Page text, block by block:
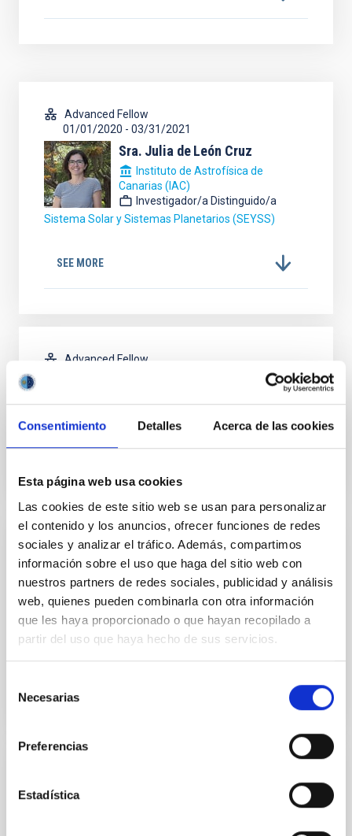
Consentimiento Detalles Acerca de las cookies
Esta página web usa cookies
Las cookies de este sitio web se usan para personalizar
el contenido y los anuncios, ofrecer funciones de redes
sociales y analizar el tráfico. Además, compartimos
información sobre el uso que haga del sitio web con
nuestros partners de redes sociales, publicidad y análisis
web, quienes pueden combinarla con otra información
que les haya proporcionado o que hayan recopilado a
partir del uso que haya hecho de sus servicios.
Necesarias
Preferencias
Estadística
Advanced Fellow
01/01/2020 - 03/31/2021
Sra. Julia deLeón Cruz
Instituto de Astrofísica de
Canarias (IAC)
Investigador/a Distinguido/a
Sistema Solar y Sistemas Planetarios (SEYSS)
SEE MORE
Advanced Fellow
POSTDOCTORAL
Formation & Evolution of Galaxies
Postdoc
Mr.
Guillaume Frederic Jean Claude
Thomas